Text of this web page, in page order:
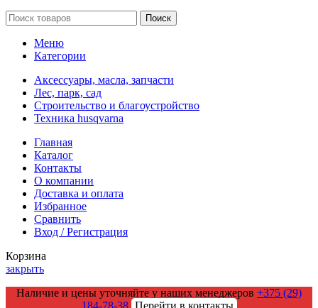
Поиск
Меню
Категории
Аксессуары, масла, запчасти
Лес, парк, сад
Строительство и благоустройство
Техника husqvarna
Главная
Каталог
Контакты
О компании
Доставка и оплата
Избранное
Сравнить
Вход / Регистрация
Корзина
закрыть
Наличие и цены уточняйте у наших менеджеров +375 (29)